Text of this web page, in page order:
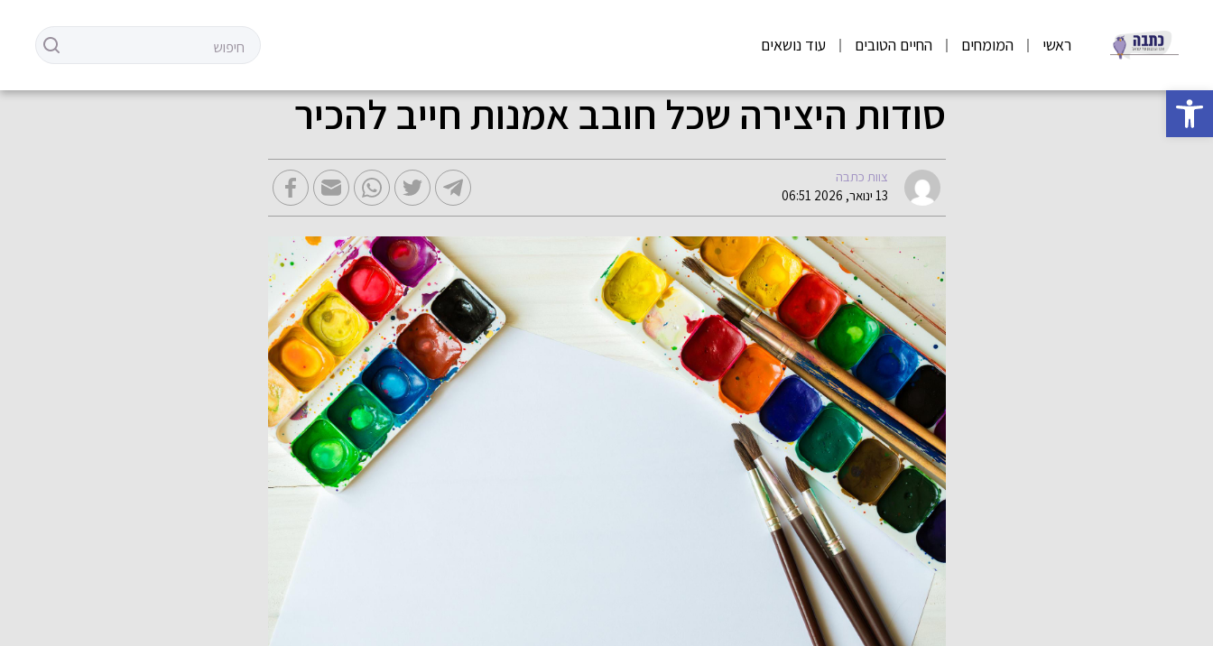
פתח סרגל נגישות
ראשי המומחים החיים הטובים עוד נושאים
סודות היצירה שכל חובב אמנות חייב להכיר
צוות כתבה
13 ינואר, 2026 06:51